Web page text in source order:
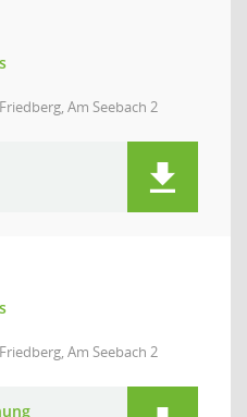
Am Seebach 2
Am Seebach 2